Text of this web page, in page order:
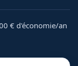
€ d'économie/an